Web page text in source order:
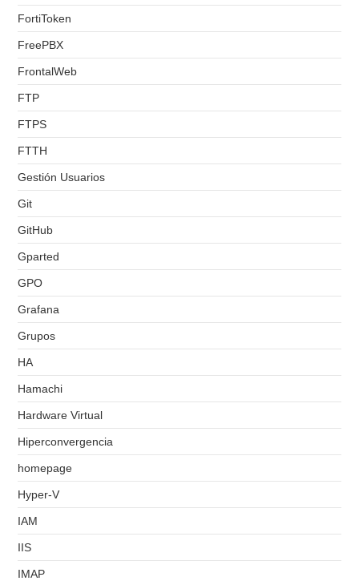
FortiToken
FreePBX
FrontalWeb
FTP
FTPS
FTTH
Gestión Usuarios
Git
GitHub
Gparted
GPO
Grafana
Grupos
HA
Hamachi
Hardware Virtual
Hiperconvergencia
homepage
Hyper-V
IAM
IIS
IMAP